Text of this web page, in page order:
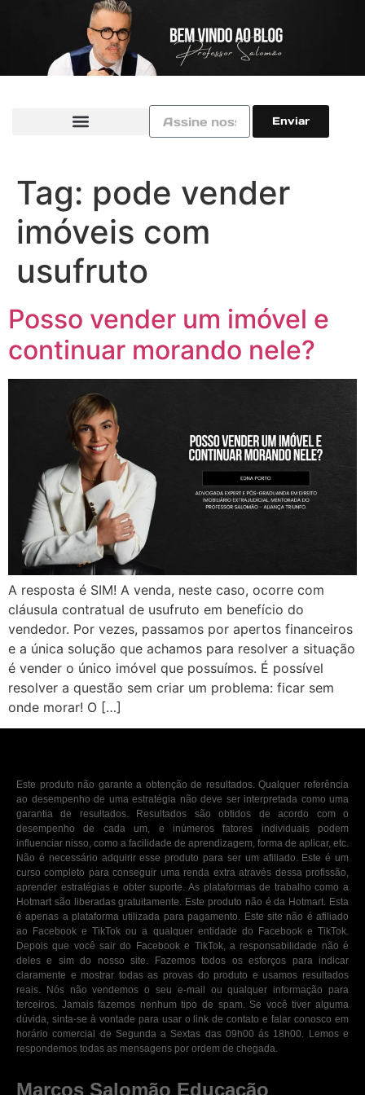
Enviar
Tag: pode vender
imóveis com
usufruto
Posso vender um imóvel e
continuar morando nele?
A resposta é SIM! A venda, neste caso, ocorre com
cláusula contratual de usufruto em benefício do
vendedor. Por vezes, passamos por apertos financeiros
e a única solução que achamos para resolver a situação
é vender o único imóvel que possuímos. É possível
resolver a questão sem criar um problema: ficar sem
onde morar! O […]
Este produto não garante a obtenção de resultados. Qualquer referência
ao desempenho de uma estratégia não deve ser interpretada como uma
garantia de resultados. Resultados são obtidos de acordo com o
desempenho de cada um, e inúmeros fatores individuais podem
influenciar nisso, como a facilidade de aprendizagem, forma de aplicar, etc.
Não é necessário adquirir esse produto para ser um afiliado. Este é um
curso completo para conseguir uma renda extra através dessa profissão,
aprender estratégias e obter suporte. As plataformas de trabalho como a
Hotmart são liberadas gratuitamente. Este produto não é da Hotmart. Esta
é apenas a plataforma utilizada para pagamento. Este site não é afiliado
ao Facebook e TikTok ou a qualquer entidade do Facebook e TikTok.
Depois que você sair do Facebook e TikTok, a responsabilidade não é
deles e sim do nosso site. Fazemos todos os esforços para indicar
claramente e mostrar todas as provas do produto e usamos resultados
reais. Nós não vendemos o seu e-mail ou qualquer informação para
terceiros. Jamais fazemos nenhum tipo de spam. Se você tiver alguma
dúvida, sinta-se à vontade para usar o link de contato e falar conosco em
horário comercial de Segunda a Sextas das 09h00 ás 18h00. Lemos e
respondemos todas as mensagens por ordem de chegada.
Marcos Salomão Educação